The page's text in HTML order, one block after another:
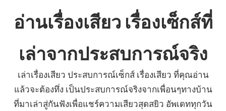
อ่านเรื่องเสียว เรื่องเซ็กส์ที่
เล่าจากประสบการณ์จริง
เล่าเรื่องเสียว ประสบการณ์เซ็กส์ เรื่องเสียว ที่คุณอ่าน
แล้วจะต้องทึ่ง เป็นประสบการณ์จริงจากเพื่อนๆทางบ้าน
ที่มาเล่าสู่กันฟังเพื่อแชร์ความเสียวสุดสยิว อัพเดททุกวัน